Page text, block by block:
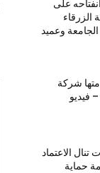
على
الزرقاء
وعميد
شركة
فيديو
الاعتماد
حماية